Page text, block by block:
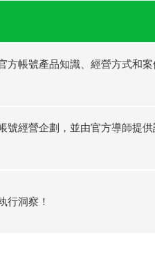
方帳號產品知識、經營方式和案
號經營企劃，並由官方導師提供
行洞察！